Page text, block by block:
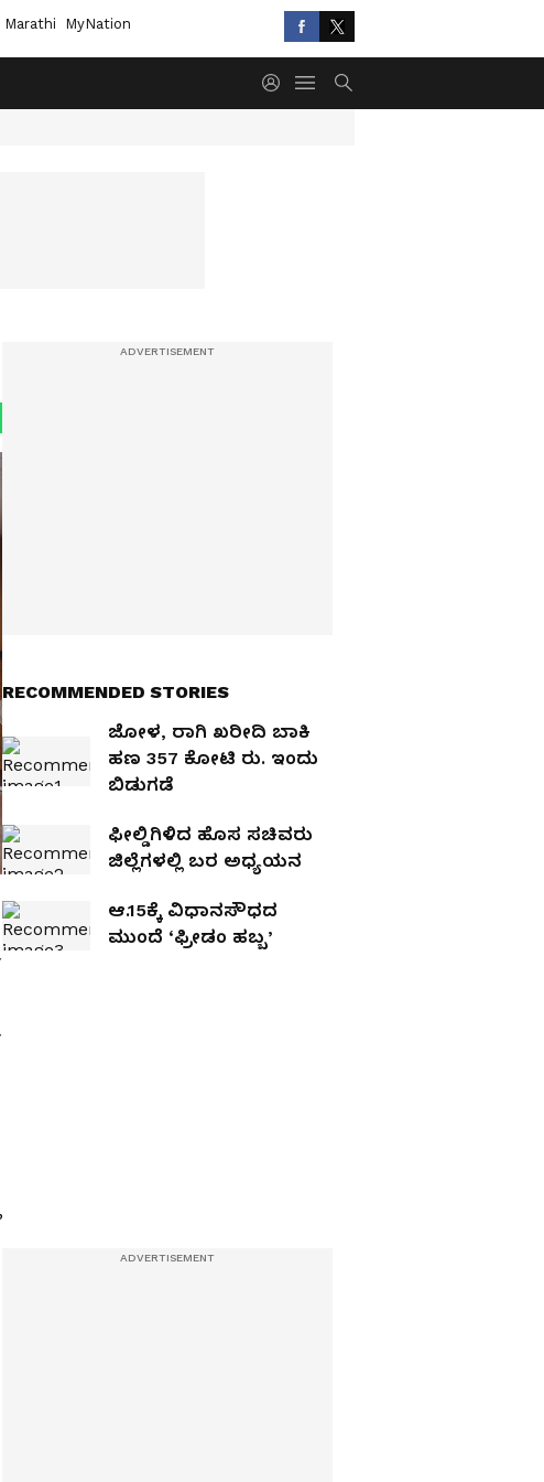
Marathi MyNation
RECOMMENDED STORIES
ಜೋಳ, ರಾಗಿ ಖರೀದಿ ಬಾಕಿ
ಹಣ 357 ಕೋಟಿ ರು. ಇಂದು
ಬಿಡುಗಡೆ
ಫೀಲ್ಡಿಗಿಳಿದ ಹೊಸ ಸಚಿವರು
ಜಿಲ್ಲೆಗಳಲ್ಲಿ ಬರ ಅಧ್ಯಯನ
ಆ.15ಕ್ಕೆ ವಿಧಾನಸೌಧದ
ಮುಂದೆ ‘ಫ್ರೀಡಂ ಹಬ್ಬ’